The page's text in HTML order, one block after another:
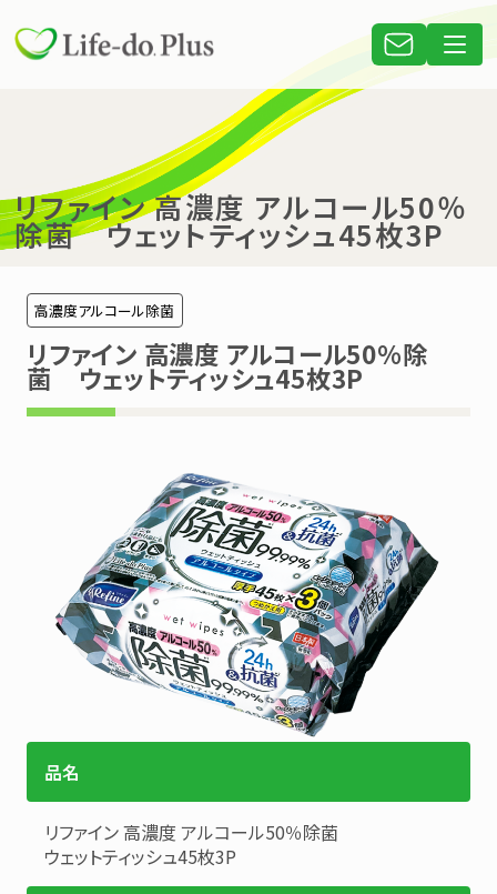
リファイン 高濃度 アルコール50％
除菌 ウェットティッシュ45枚3P
高濃度アルコール除菌
リファイン 高濃度 アルコール50％除
菌 ウェットティッシュ45枚3P
品名
リファイン高濃度 アルコール50％除菌
ウェットティッシュ45枚3P